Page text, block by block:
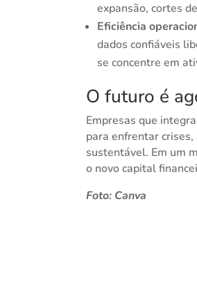
expansão, cortes
Eficiência
dados confiáveis
se concentre em
O futuro é
Empresas que
para enfrentar
sustentável. Em um
o novo capital
Foto: Canva